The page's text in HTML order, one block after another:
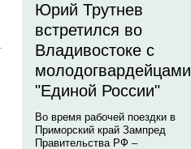
Юрий Трутнев
встретился во
Владивостоке с
молодогвардейцами
"Единой России"
Во время рабочей поездки в
Приморский край Зампред
Правительства РФ –